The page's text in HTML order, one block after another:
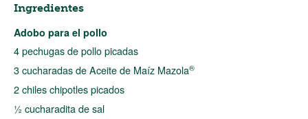
Ingredientes
Adobo para el pollo
4 pechugas de pollo picadas
3 cucharadas de Aceite de Maíz Mazola®
2 chiles chipotles picados
½ cucharadita de sal